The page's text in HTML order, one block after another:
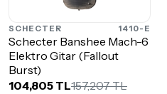
SCHECTER 1410-E
Schecter Banshee Mach-6
Elektro Gitar (Fallout
Burst)
104,805 TL157,207 TL